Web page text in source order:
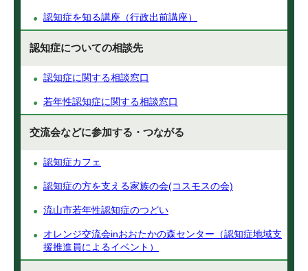
認知症を知る講座（行政出前講座）
認知症についての相談先
認知症に関する相談窓口
若年性認知症に関する相談窓口
交流会などに参加する・つながる
認知症カフェ
認知症の方を支える家族の会(コスモスの会)
流山市若年性認知症のつどい
オレンジ交流会inおおたかの森センター（認知症地域支
援推進員によるイベント）